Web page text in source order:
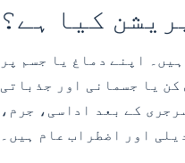
کیا ہے؟
اپنے دماغ یا جسم پر
یا جسمانی اور جذباتی
کے بعد اداسی، جرم،
اور اضطراب عام ہیں۔